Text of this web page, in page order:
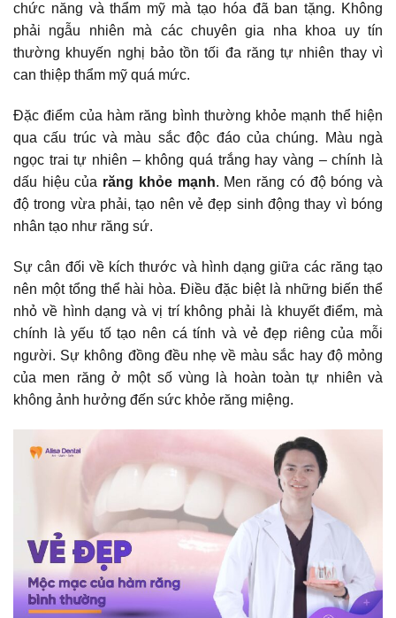
chức năng và thẩm mỹ mà tạo hóa đã ban tặng. Không
phải ngẫu nhiên mà các chuyên gia nha khoa uy tín
thường khuyến nghị bảo tồn tối đa răng tự nhiên thay vì
can thiệp thẩm mỹ quá mức.
Đặc điểm của hàm răng bình thường khỏe mạnh thể hiện
qua cấu trúc và màu sắc độc đáo của chúng. Màu ngà
ngọc trai tự nhiên – không quá trắng hay vàng – chính là
dấu hiệu của răng khỏe mạnh. Men răng có độ bóng và
độ trong vừa phải, tạo nên vẻ đẹp sinh động thay vì bóng
nhân tạo như răng sứ.
Sự cân đối về kích thước và hình dạng giữa các răng tạo
nên một tổng thể hài hòa. Điều đặc biệt là những biến thể
nhỏ về hình dạng và vị trí không phải là khuyết điểm, mà
chính là yếu tố tạo nên cá tính và vẻ đẹp riêng của mỗi
người. Sự không đồng đều nhẹ về màu sắc hay độ mỏng
của men răng ở một số vùng là hoàn toàn tự nhiên và
không ảnh hưởng đến sức khỏe răng miệng.